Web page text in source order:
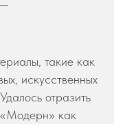
такие как
искусственных
отразить
как